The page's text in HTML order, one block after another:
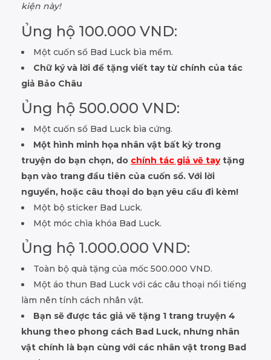
kiện này!
Ủng hộ 100.000 VND:
Một cuốn sổ Bad Luck bìa mềm.
Chữ ký và lời đề tặng viết tay từ chính của tác
giả Bảo Châu
Ủng hộ 500.000 VND:
Một cuốn sổ Bad Luck bìa cứng.
Một hình minh họa nhân vật bất kỳ trong
truyện do bạn chọn, do chính tác giả vẽ taytặng
bạn vào trang đầu tiên của cuốn sổ. Với lời
nguyền, hoặc câu thoại do bạn yêu cầu đi kèm!
Một bộ sticker Bad Luck.
Một móc chìa khóa Bad Luck.
Ủng hộ 1.000.000 VND:
Toàn bộ quà tặng của mốc 500.000 VND.
Một áo thun Bad Luck với các câu thoại nổi tiếng
làm nên tính cách nhân vật.
Bạn sẽ được tác giả vẽ tặng 1 trang truyện 4
khung theo phong cách Bad Luck, nhưng nhân
vật chính là bạn cùng với các nhân vật trong Bad